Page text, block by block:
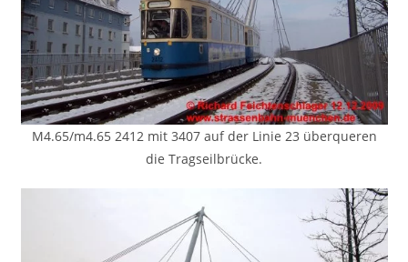
M4.65/m4.65 2412 mit 3407 auf der Linie 23 überqueren
die Tragseilbrücke.